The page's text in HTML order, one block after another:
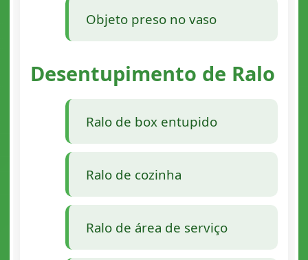
Objeto preso no vaso
Desentupimento de Ralo
Ralo de box entupido
Ralo de cozinha
Ralo de área de serviço